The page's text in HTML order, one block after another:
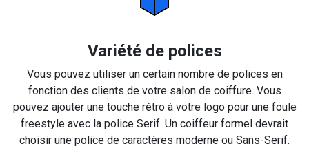
Variété de polices
Vous pouvez utiliser un certain nombre de polices en
fonction des clients de votre salon de coiffure. Vous
pouvez ajouter une touche rétro à votre logo pour une foule
freestyle avec la police Serif. Un coiffeur formel devrait
choisir une police de caractères moderne ou Sans-Serif.